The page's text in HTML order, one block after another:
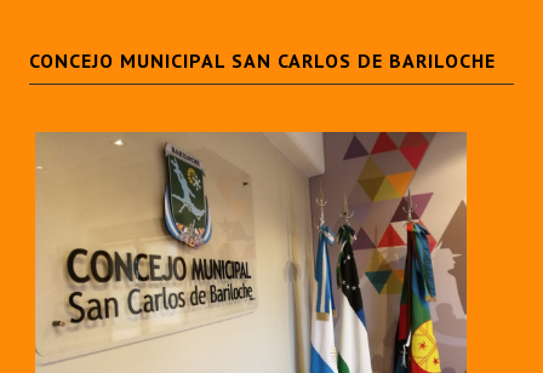
CONCEJO MUNICIPAL SAN CARLOS DE BARILOCHE